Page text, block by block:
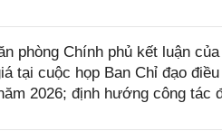
phòng Chính phủ kết luận
tại cuộc họp Ban Chỉ đạo
2026; định hướng công tác